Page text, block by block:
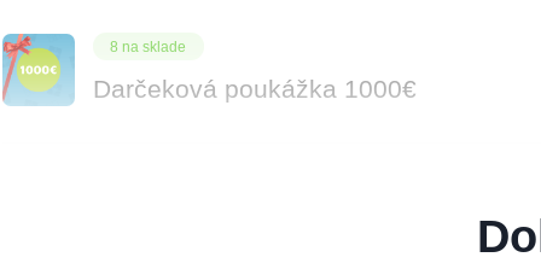
8 na sklade
Darčeková poukážka 1000€